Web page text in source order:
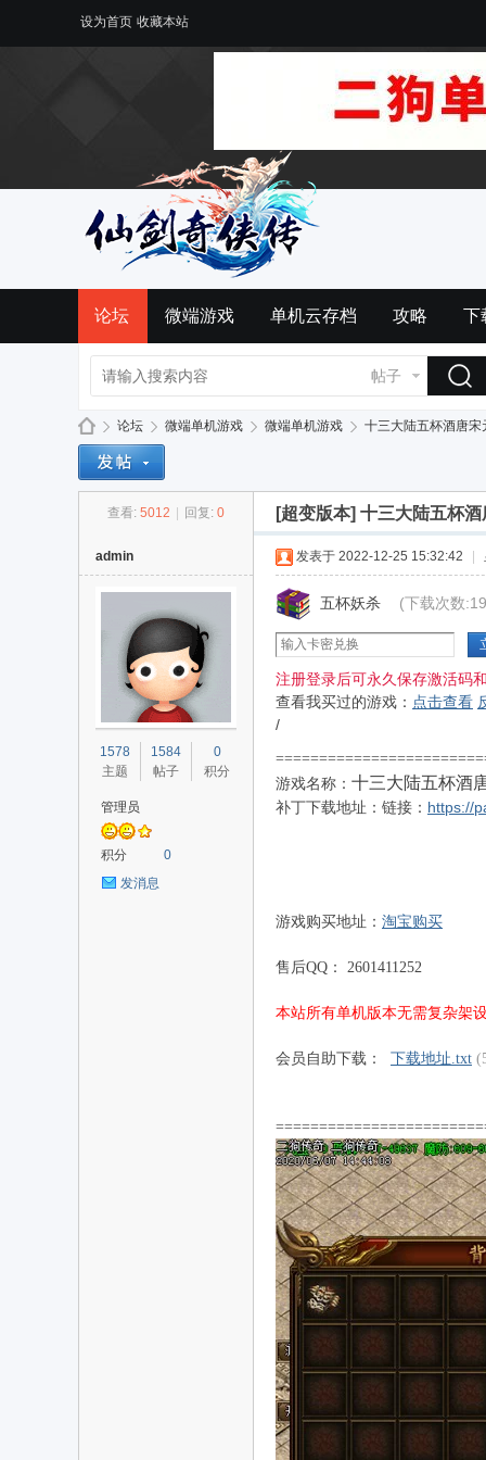
设为首页 收藏本站
论坛 微端游戏 单机云存档 攻略 下
帖子
论坛
›
微端单机游戏 微端单机游戏
›
十三大陆五杯酒唐宋
查看: 5012 回复: 0 [超变版本] 十三大陆五杯
admin
1578
主题
1584
帖子
0
积分
管理员
积分
0
发消息
发表于 2022-12-25 15:32:42
五杯妖杀 (下载次数
注册登录后可永久保存激活码
查看我买过的游戏： 点击查看
/
游戏名称 ： 十三大陆五杯酒
补丁下载地址： 链接： https://
游戏购买地址： 淘宝购买
售后QQ： 2601411252
本站所有单机版本无需复杂架
会员自助下载： 下载地址.txt